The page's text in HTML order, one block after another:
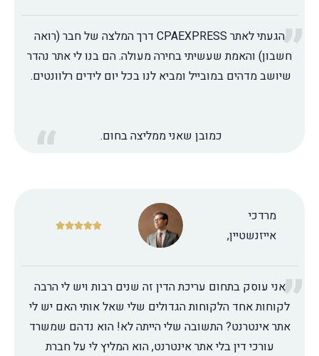
הגעתי לאתר CPAEXPRESS דרך המלצה של חבר (רואה
חשבון) והאמת שעשיתי בחירה מעולה. הם בנו לי אתר נהדר
שיושב מדהים במובייל ומביא לנו בכל יום לידים רלוונטים.
כמובן שאני ממליצה בחום.
מרדכי
אייזנשטיין,





אני עוסק בתחום עריכת הדין זה שנים רבות ויש לי הרבה
לקוחות אחד הלקוחות הגדולים שלי שאל אותי האם יש לי
אתר אינטרנט? התשובה שלי הייתה לא! הוא נדהם שמשרד
עורכי דין בלי אתר אינטרנט, הוא המליץ לי על חברת